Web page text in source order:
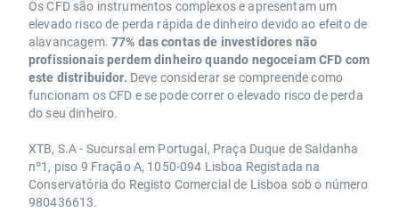
Os CFD são instrumentos complexos e apresentam um
elevado risco de perda rápida de dinheiro devido ao efeito de
alavancagem. 77% das contas de investidores não
profissionais perdem dinheiro quando negoceiam CFD com
este distribuidor. Deve considerar se compreende como
funcionam os CFD e se pode correr o elevado risco de perda
do seu dinheiro.
XTB, S.A - Sucursal em Portugal, Praça Duque de Saldanha
nº1, piso 9 Fração A, 1050-094 Lisboa Registada na
Conservatória do Registo Comercial de Lisboa sob o número
980436613.